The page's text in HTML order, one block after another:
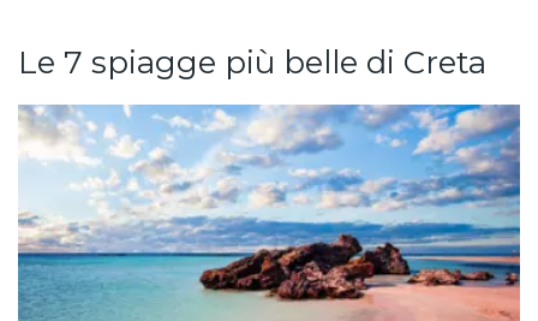
Le 7 spiagge più belle di Creta